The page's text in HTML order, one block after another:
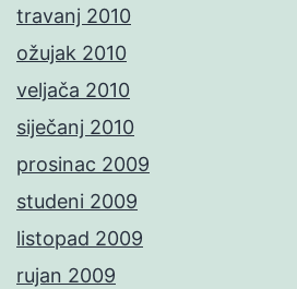
travanj 2010
ožujak 2010
veljača 2010
siječanj 2010
prosinac 2009
studeni 2009
listopad 2009
rujan 2009